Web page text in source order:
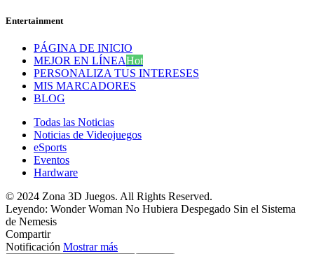
Entertainment
PÁGINA DE INICIO
MEJOR EN LÍNEAHot
PERSONALIZA TUS INTERESES
MIS MARCADORES
BLOG
Todas las Noticias
Noticias de Videojuegos
eSports
Eventos
Hardware
© 2024 Zona 3D Juegos. All Rights Reserved.
Leyendo: Wonder Woman No Hubiera Despegado Sin el Sistema
de Nemesis
Compartir
Notificación Mostrar más